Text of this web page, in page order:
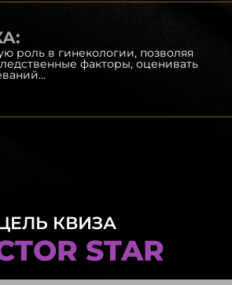
роль в гинекологии, позволяя
факторы, оценивать
КВИЗА
STAR